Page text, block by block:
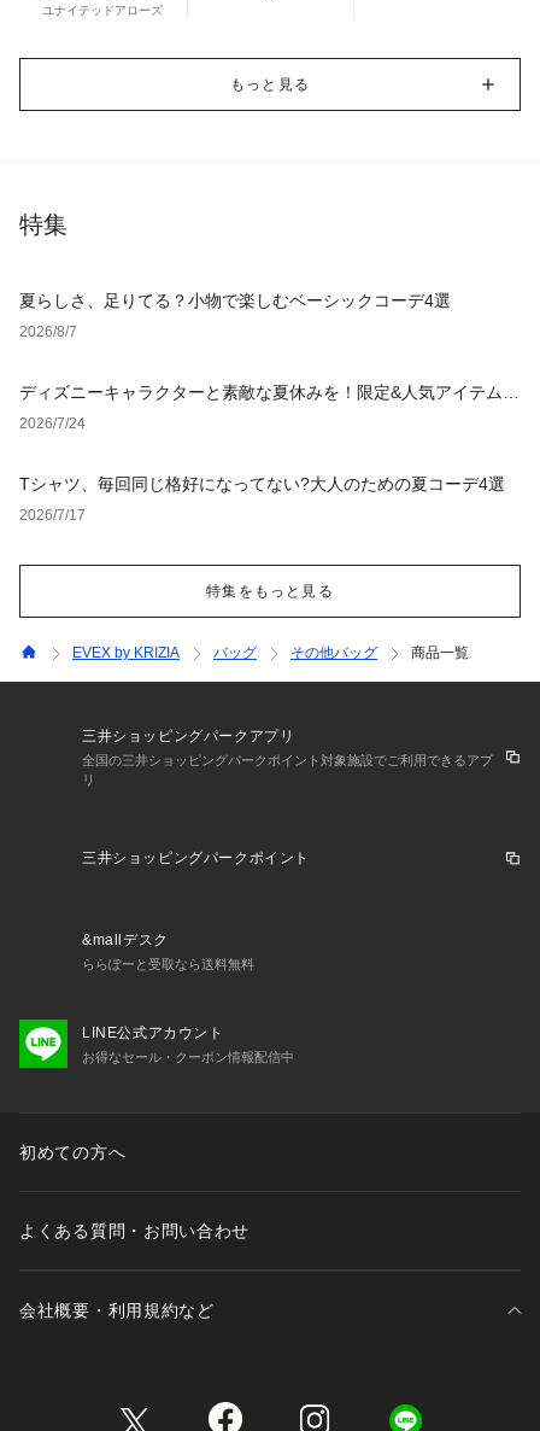
ユナイテッドアローズ
もっと見る
特集
夏らしさ、足りてる？小物で楽しむベーシックコーデ4選
2026/8/7
ディズニーキャラクターと素敵な夏休みを！限定&人気アイテム特
集
2026/7/24
Tシャツ、毎回同じ格好になってない?大人のための夏コーデ4選
2026/7/17
特集をもっと見る
EVEX by KRIZIA バッグ その他バッグ 商品一覧
三井ショッピングパークアプリ
全国の三井ショッピングパークポイント対象施設でご利用できるアプ
リ
三井ショッピングパークポイント
&mallデスク
ららぽーと受取なら送料無料
LINE公式アカウント
お得なセール・クーポン情報配信中
初めての方へ
よくある質問・お問い合わせ
会社概要・利用規約など